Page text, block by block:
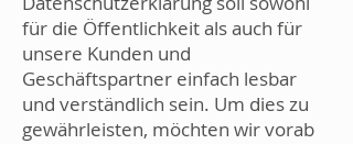
für die Öffentlichkeit als auch für
unsere Kunden und
Geschäftspartner einfach lesbar
und verständlich sein. Um dies zu
gewährleisten, möchten wir vorab